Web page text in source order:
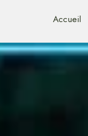
Accueil